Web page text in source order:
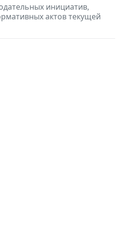
инициатив,
актов текущей